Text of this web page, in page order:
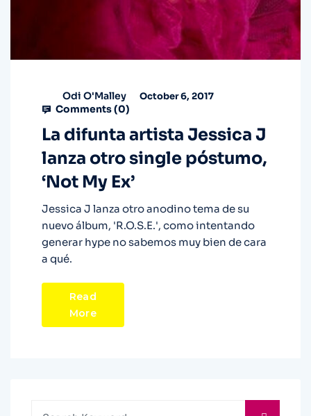
Odi O'Malley October 6, 2017
Comments (0)
La difunta artista Jessica J
lanza otro single póstumo,
‘Not My Ex’
Jessica J lanza otro anodino tema de su
nuevo álbum, 'R.O.S.E.', como intentando
generar hype no sabemos muy bien de cara
a qué.
Read
More